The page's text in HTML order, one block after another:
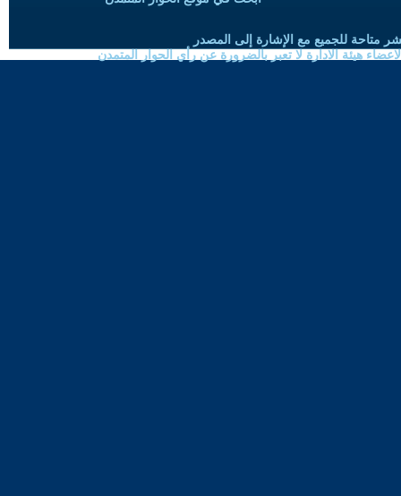
متاحة للجميع مع الإشارة إلى المصدر
هيئة الادارة لا تعبر بالضرورة عن رأي الحوار المتمدن